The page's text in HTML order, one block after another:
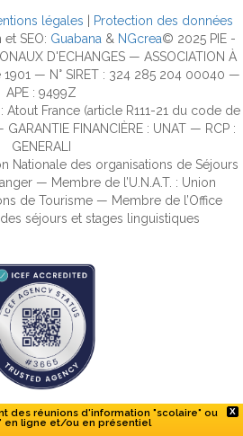
légales
Protection des données
SEO: Guabana & NGcrea© 2025 PIE -
D'ECHANGES — ASSOCIATION À
1901 — N° SIRET : 324 285 204 00040 —
APE : 9499Z
Atout France (article R111-21 du code de
FINANCIÈRE : UNAT — RCP :
GENERALI
Nationale des organisations de Séjours
— Membre de l’U.N.A.T. : Union
de Tourisme — Membre de l’Office
séjours et stages linguistiques
X
des réunions d'information "scolaire" ou
en ligne et/ou en présentiel